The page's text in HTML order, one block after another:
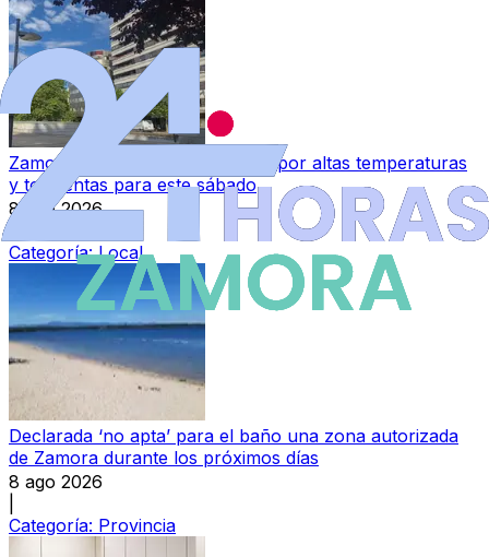
Zamora queda exenta de avisos por altas temperaturas
y tormentas para este sábado
8 ago 2026
Categoría:Local
Declarada ‘no apta’ para el baño una zona autorizada
de Zamora durante los próximos días
8 ago 2026
Categoría: Provincia